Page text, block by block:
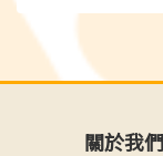
關於我們